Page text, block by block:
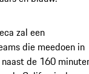
zal een
die meedoen in
de 160